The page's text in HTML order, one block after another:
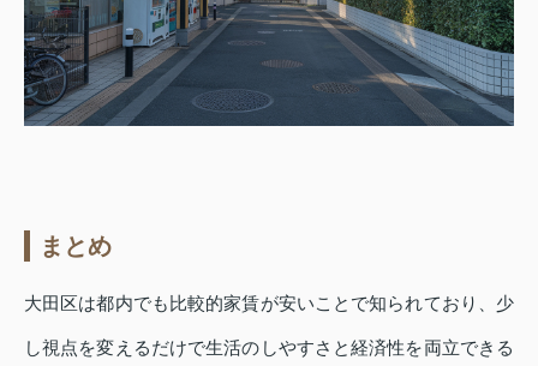
まとめ
大田区は都内でも比較的家賃が安いことで知られており、少
し視点を変えるだけで生活のしやすさと経済性を両立できる